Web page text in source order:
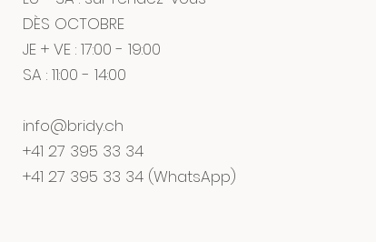
DÈS OCTOBRE
JE + VE : 17:00 - 19:00
SA : 11:00 - 14:00
info@bridy.ch
+41 27 395 33 34
+41 27 395 33 34 (WhatsApp)